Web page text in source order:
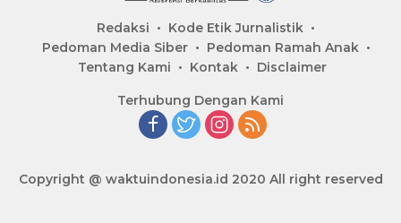
Redaksi
Kode Etik Jurnalistik
Pedoman Media Siber
Pedoman Ramah Anak
Tentang Kami
Kontak Disclaimer
Terhubung Dengan Kami
Copyright @ waktuindonesia.id 2020 All right reserved